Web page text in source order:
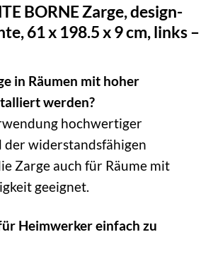
BORNE Zarge, design-
61 x 198.5 x 9 cm, links –
in Räumen mit hoher
werden?
hochwertiger
widerstandsfähigen
Zarge auch für Räume mit
geeignet.
Heimwerker einfach zu